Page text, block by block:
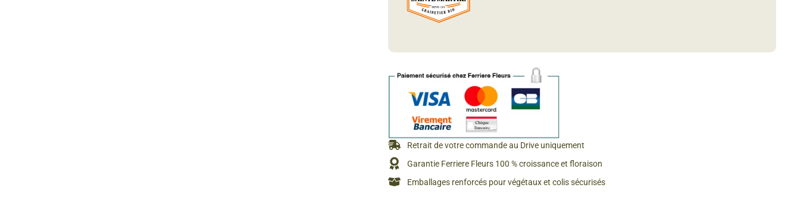
Bulbes de fleurs de A à Z
Bulbes du Potager
Retrait de votre commande au Drive uniquement
Garantie Ferriere Fleurs 100 % croissance et floraison
Emballages renforcés pour végétaux et colis sécurisés